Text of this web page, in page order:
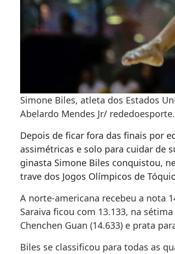
Simone Biles, atleta dos Estados
Abelardo Mendes Jr/
Depois de ficar fora das finais por
assimétricas e solo para cuidar de
ginasta Simone Biles conquistou,
trave dos Jogos Olímpicos de
A norte-americana recebeu a nota
Saraiva ficou com 13.133, na
Chenchen Guan (14.633) e prata
Biles se classificou para todas as